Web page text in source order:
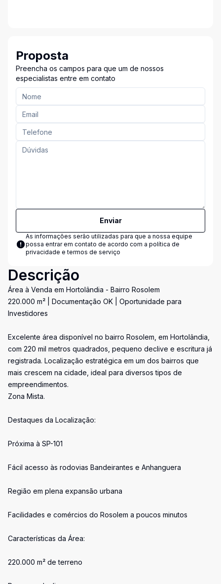
Proposta
Preencha os campos para que um de nossos
especialistas entre em contato
Enviar
As informações serão utilizadas para que a nossa equipe
possa entrar em contato de acordo com a política de
privacidade e termos de serviço
Descrição
Área à Venda em Hortolândia - Bairro Rosolem
220.000 m² | Documentação OK | Oportunidade para
Investidores
Excelente área disponível no bairro Rosolem, em Hortolândia,
com 220 mil metros quadrados, pequeno declive e escritura já
registrada. Localização estratégica em um dos bairros que
mais crescem na cidade, ideal para diversos tipos de
empreendimentos.
Zona Mista.
Destaques da Localização:
Próxima à SP-101
Fácil acesso às rodovias Bandeirantes e Anhanguera
Região em plena expansão urbana
Facilidades e comércios do Rosolem a poucos minutos
Características da Área:
220.000 m² de terreno